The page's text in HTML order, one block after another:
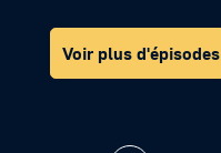
Voir plus d'épisodes